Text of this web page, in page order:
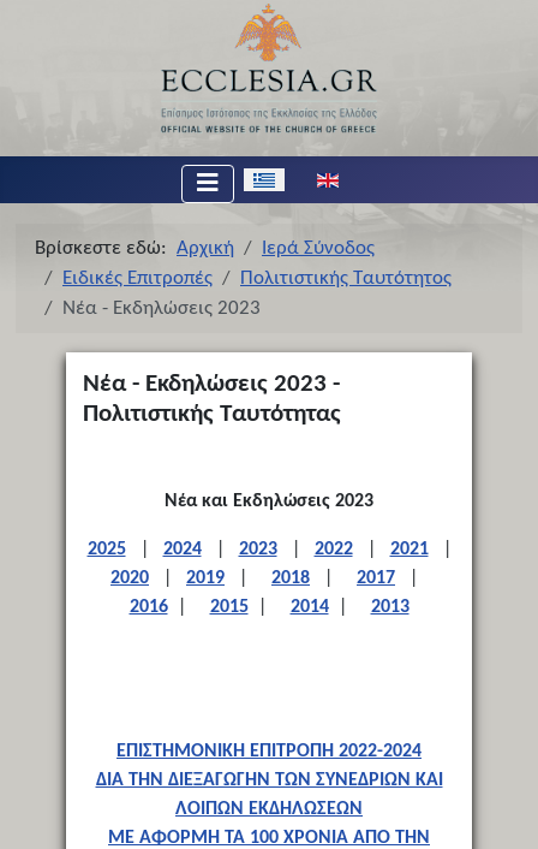
Επιλέξτε τη γλώσσα σας
Βρίσκεστε εδώ: Αρχική
Ιερά Σύνοδος
Ειδικές Επιτροπές
Πολιτιστικής Ταυτότητος
Νέα - Εκδηλώσεις 2023
Νέα - Εκδηλώσεις 2023 -
Πολιτιστικής Ταυτότητας
Νέα και Εκδηλώσεις 2023
2025| 2024| 2023| 2022| 2021|
2020
2019 2018 2017
2016| 2015| 2014| 2013
ΕΠΙΣΤΗΜΟΝΙΚΗ ΕΠΙΤΡΟΠΗ 2022-2024
ΔΙΑ ΤΗΝ ΔΙΕΞΑΓΩΓΗΝ ΤΩΝ ΣΥΝΕΔΡΙΩΝ ΚΑΙ
ΛΟΙΠΩΝ ΕΚΔΗΛΩΣΕΩΝ
ΜΕ ΑΦΟΡΜΗ ΤΑ 100 ΧΡΟΝΙΑ ΑΠΟ ΤΗΝ